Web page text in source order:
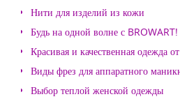
Нити для изделий из кожи
Будь на одной волне с BROWART!
Красивая и качественная одежда
Виды фрез для аппаратного
Выбор теплой женской одежды